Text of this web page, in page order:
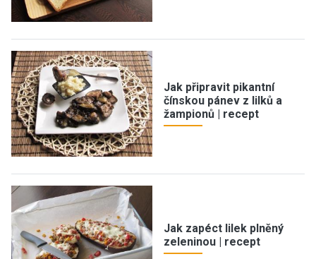
Jak připravit pikantní
čínskou pánev z lilků a
žampionů | recept
Jak zapéct lilek plněný
zeleninou | recept